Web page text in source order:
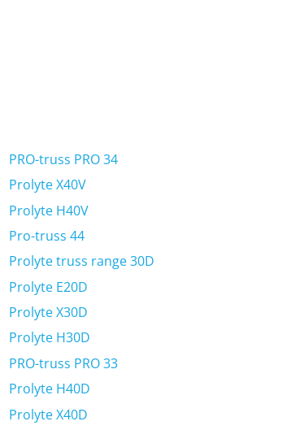
PRO-truss PRO 34
Prolyte X40V
Prolyte H40V
Pro-truss 44
Prolyte truss range 30D
Prolyte E20D
Prolyte X30D
Prolyte H30D
PRO-truss PRO 33
Prolyte H40D
Prolyte X40D